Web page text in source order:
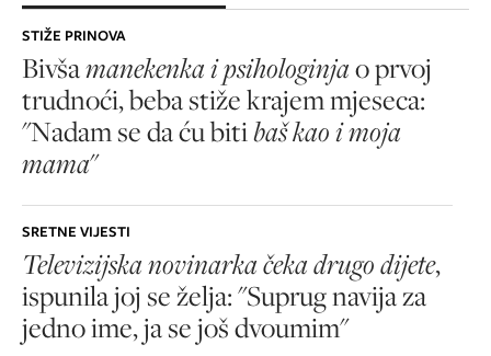
STIŽE PRINOVA
Bivšamanekenka i psihologinjao prvoj
trudnoći, beba stiže krajem mjeseca:
"Nadam se da ću bitibaš kao i moja
mama"
SRETNE VIJESTI
Televizijska novinarka čeka drugo dijete,
ispunila joj se želja: "Suprug navija za
jedno ime, ja se još dvoumim"